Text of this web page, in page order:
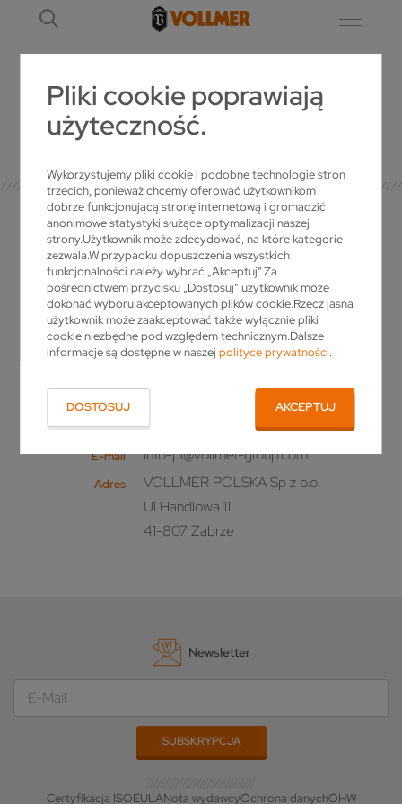
Pliki cookie poprawiają
użyteczność.
Wykorzystujemy pliki cookie i podobne technologie stron
trzecich, ponieważ chcemy oferować użytkownikom
dobrze funkcjonującą stronę internetową i gromadzić
anonimowe statystyki służące optymalizacji naszej
strony.Użytkownik może zdecydować, na które kategorie
zezwala.W przypadku dopuszczenia wszystkich
funkcjonalności należy wybrać „Akceptuj”.Za
pośrednictwem przycisku „Dostosuj” użytkownik może
dokonać wyboru akceptowanych plików cookie.Rzecz jasna
użytkownik może zaakceptować także wyłącznie pliki
cookie niezbędne pod względem technicznym.Dalsze
informacje są dostępne w naszejpolityce prywatności.
DOSTOSUJ AKCEPTUJ
SZCZEGÓŁ
OSOBA KONTAKTOWA
Czy masz pytania do VOLLMER? Czy życzysz
sobie więcej informacji dotyczących naszych
produktów, czy chcesz otrzymać indywidualną
Telefon +48 32 733 08 69
E-mail info-pl@vollmer-group.com
Adres
VOLLMER POLSKA Sp z o.o.
Ul.Handlowa 11
41-807 Zabrze
Newsletter
Certyfikacja ISOEULANota wydawcyOchrona danychOHW